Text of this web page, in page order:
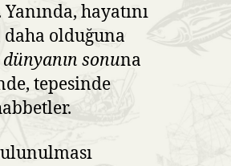
hayatını
olduğuna
dünyanın sonuna
tepesinde